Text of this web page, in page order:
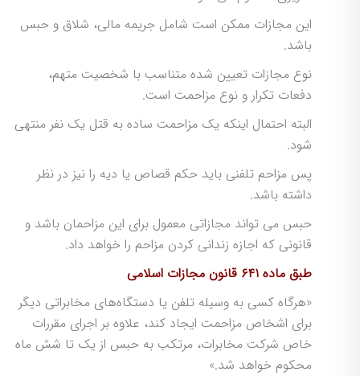
این مجازات ممکن است شامل جریمه مالی، شلاق و حبس
باشد.
نوع مجازات تعیین شده متناسب با شخصیت متهم،
دفعات تکرار و نوع مزاحمت است.
البته احتمال اینکه یک مزاحمت ساده به قتل یک نفر منتهی
شود.
پس مزاحم تلفنی باید حکم قصاص یا دیه را نیز در نظر
داشته باشد.
حبس می تواند مجازاتی معمول برای این مزاحمان باشد و
قانونی که اجازه زندانی کردن مزاحم را خواهد داد.
طبق ماده ۶۴۱ قانون مجازات اسلامی
«هرگاه کسی به وسیله تلفن یا دستگاه‌های مخابراتی دیگر
برای اشخاص مزاحمت ایجاد کند، علاوه بر اجرای مقررات
خاص شرکت مخابرات، مرتکب به حبس از یک تا شش ماه
محکوم خواهد شد.»